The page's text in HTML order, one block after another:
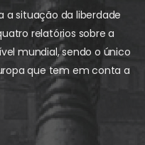
a situação da liberdade
relatórios sobre a
mundial, sendo o único
que tem em conta a